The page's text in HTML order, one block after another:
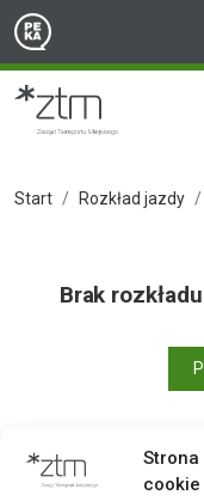
Strona
cookie
Start Rozkład jazdy
Brak